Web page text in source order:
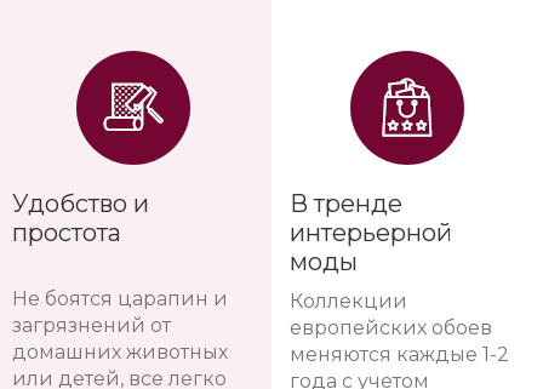
Удобство и
простота
Не боятся царапин и
загрязнений от
домашних животных
или детей, все легко
В тренде
интерьерной
моды
Коллекции
европейских обоев
меняются каждые 1-2
года с учетом